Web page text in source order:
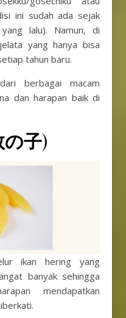
ini sudah ada sejak
lalu). Namun, di
yang hanya bisa
tahun baru.
berbagai macam
dan harapan baik di
の子)
ikan hering yang
banyak sehingga
mendapatkan